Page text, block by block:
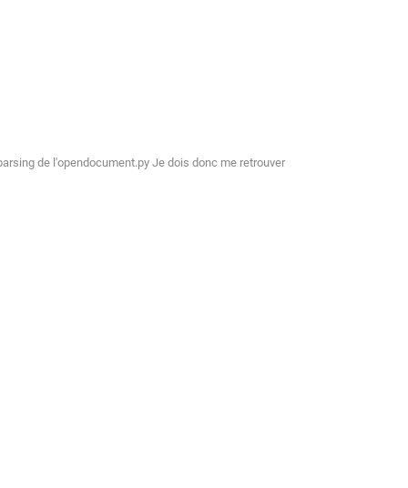
de l'opendocument.py Je dois donc me retrouver